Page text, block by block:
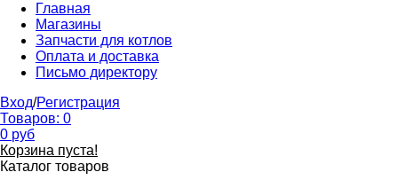
Главная
Магазины
Запчасти для котлов
Оплата и доставка
Письмо директору
Вход/Регистрация
Товаров: 0
0 руб
Корзина пуста!
Каталог товаров